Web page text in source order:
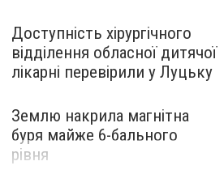
Доступність хірургічного
відділення обласної дитячої
лікарні перевірили у Луцьку
Землю накрила магнітна
буря майже 6-бального
рівня